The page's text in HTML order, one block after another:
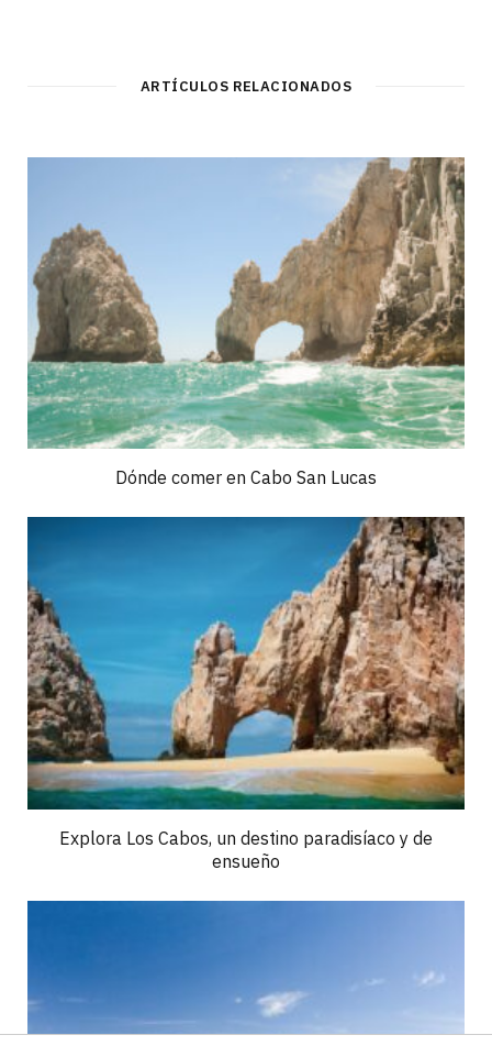
ARTÍCULOS RELACIONADOS
Dónde comer en Cabo San Lucas
Explora Los Cabos, un destino paradisíaco y de
ensueño